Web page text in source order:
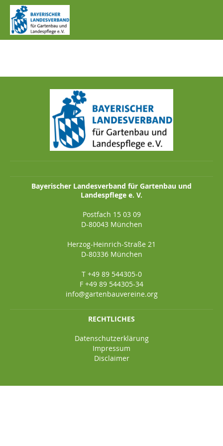
IMG_0981.JPG
Bayerischer Landesverband für Gartenbau und
Landespflege e. V.
Postfach 15 03 09
D-80043 München
Herzog-Heinrich-Straße 21
D-80336 München
T +49 89 544305-0
F +49 89 544305-34
info@gartenbauvereine.org
RECHTLICHES
Datenschutzerklärung
Impressum
Disclaimer